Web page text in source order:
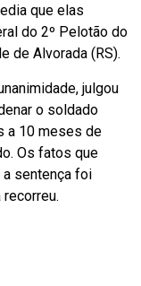
que elas
do 2º Pelotão do
de Alvorada (RS).
julgou
o soldado
a 10 meses de
Os fatos que
a sentença foi